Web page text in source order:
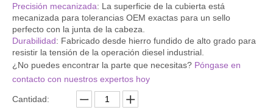
Cabezal de cilindro 6211-11-1100 para komatsu 6d140 proveedor maquinaria piezas de motor
Precisión mecanizada: La superficie de la cubierta está
mecanizada para tolerancias OEM exactas para un sello
perfecto con la junta de la cabeza.
Durabilidad: Fabricado desde hierro fundido de alto grado para
resistir la tensión de la operación diesel industrial.
¿No puedes encontrar la parte que necesitas? Póngase en
contacto con nuestros expertos hoy
Cantidad: